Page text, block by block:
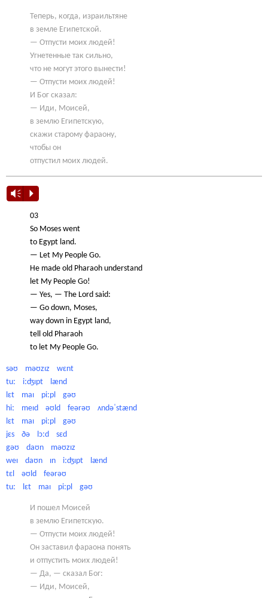
Теперь, когда, израильтяне
в земле Египетской.
— Отпусти моих людей!
Угнетенные так сильно,
что не могут этого вынести!
— Отпусти моих людей!
И Бог сказал:
— Иди, Моисей,
в землю Египетскую,
скажи старому фараону,
чтобы он
отпустил моих людей.
Vm P
03
So Moses went
to Egypt land.
— Let My People Go.
He made old Pharaoh understand
let My People Go!
— Yes, — The Lord said:
— Go down, Moses,
way down in Egypt land,
tell old Pharaoh
to let My People Go.
səʊ məʊzɪz wɛnt
tuː iːʤɪpt lænd
lɛt maɪ piːpl gəʊ
hiː meɪd əʊld feərəʊ ʌndəˈstænd
lɛt maɪ piːpl gəʊ
jɛs ðə lɔːd sɛd
gəʊ daʊn məʊzɪz
weɪ daʊn ɪn iːʤɪpt lænd
tɛl əʊld feərəʊ
tuː lɛt maɪ piːpl gəʊ
И пошел Моисей
в землю Египетскую.
— Отпусти моих людей!
Он заставил фараона понять
и отпустить моих людей!
— Да, — сказал Бог:
— Иди, Моисей,